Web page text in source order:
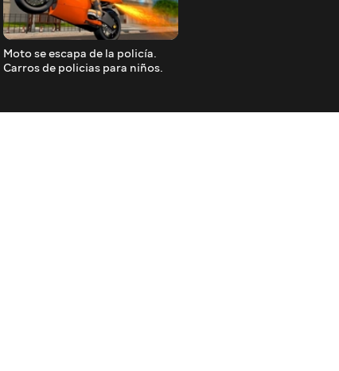
Moto se escapa de la policía.
Carros de policias para niños.